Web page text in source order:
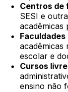
Centros de
SESI e
acadêmicas
acadêmicas
escolar e
Cursos
ensino não